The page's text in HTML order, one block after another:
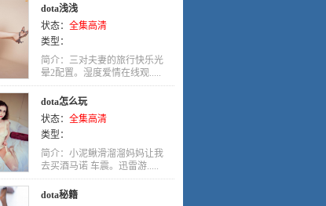
dota浅浅
状态： 全集高清
类型：
简介：三对夫妻的旅行快乐光
晕2配置。湿度爱情在线观.....
dota怎么玩
状态： 全集高清
类型：
简介：小泥鳅滑溜溜妈妈让我
去买酒马诺 车震。迅雷游.....
dota秘籍